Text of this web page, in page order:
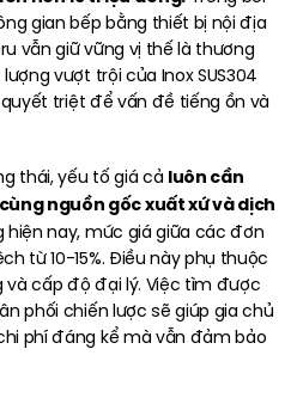
gian bếp bằng thiết bị nội địa
vẫn giữ vững vị thế là thương
vượt trội của Inox SUS304
triệt để vấn đề tiếng ồn và
thái, yếu tố giá cả luôn cần
nguồn gốc xuất xứ và dịch
nay, mức giá giữa các đơn
từ 10-15%. Điều này phụ thuộc
và cấp độ đại lý. Việc tìm được
phối chiến lược sẽ giúp gia chủ
phí đáng kể mà vẫn đảm bảo